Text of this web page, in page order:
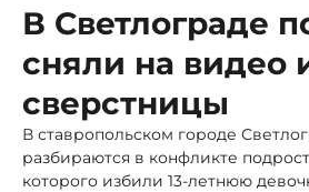
В Светлограде
сняли на видео
сверстницы
В ставропольском городе
разбираются в конфликте
которого избили 13-летнюю